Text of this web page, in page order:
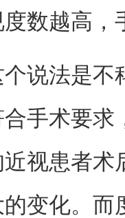
越高，
法是不
手术要
视患者
变化。